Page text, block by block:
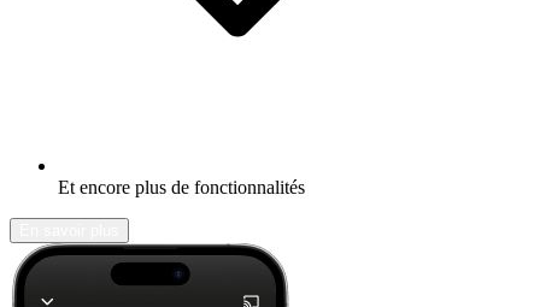
Et encore plus de fonctionnalités